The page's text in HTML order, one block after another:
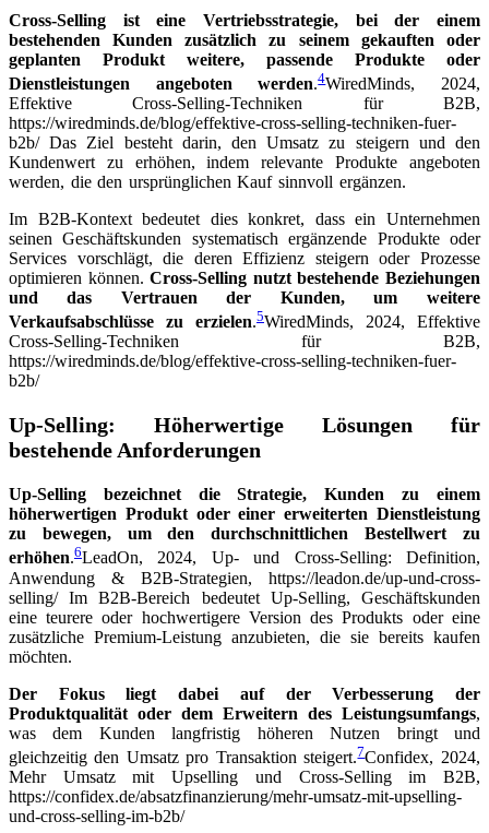
Cross-Selling ist eine Vertriebsstrategie, bei der einem
bestehenden Kunden zusätzlich zu seinem gekauften oder
geplanten Produkt weitere, passende Produkte oder
Dienstleistungen angeboten werden.4WiredMinds, 2024,
Effektive Cross-Selling-Techniken für B2B,
https://wiredminds.de/blog/effektive-cross-selling-techniken-fuer-
b2b/Das Ziel besteht darin, den Umsatz zu steigern und den
Kundenwert zu erhöhen, indem relevante Produkte angeboten
werden, die den ursprünglichen Kauf sinnvoll ergänzen.
Im B2B-Kontext bedeutet dies konkret, dass ein Unternehmen
seinen Geschäftskunden systematisch ergänzende Produkte oder
Services vorschlägt, die deren Effizienz steigern oder Prozesse
optimieren können.Cross-Selling nutzt bestehende Beziehungen
und das Vertrauen der Kunden, um weitere
Verkaufsabschlüsse zu erzielen.5WiredMinds, 2024, Effektive
Cross-Selling-Techniken für B2B,
https://wiredminds.de/blog/effektive-cross-selling-techniken-fuer-
b2b/
Up-Selling: Höherwertige Lösungen für
bestehende Anforderungen
Up-Selling bezeichnet die Strategie, Kunden zu einem
höherwertigen Produkt oder einer erweiterten Dienstleistung
zu bewegen, um den durchschnittlichen Bestellwert zu
erhöhen.6LeadOn, 2024, Up- und Cross-Selling: Definition,
Anwendung & B2B-Strategien, https://leadon.de/up-und-cross-
selling/Im B2B-Bereich bedeutet Up-Selling, Geschäftskunden
eine teurere oder hochwertigere Version des Produkts oder eine
zusätzliche Premium-Leistung anzubieten, die sie bereits kaufen
möchten.
Der Fokus liegt dabei auf der Verbesserung der
Produktqualität oder dem Erweitern des Leistungsumfangs,
was dem Kunden langfristig höheren Nutzen bringt und
gleichzeitig den Umsatz pro Transaktion steigert.7Confidex, 2024,
Mehr Umsatz mit Upselling und Cross-Selling im B2B,
https://confidex.de/absatzfinanzierung/mehr-umsatz-mit-upselling-
und-cross-selling-im-b2b/